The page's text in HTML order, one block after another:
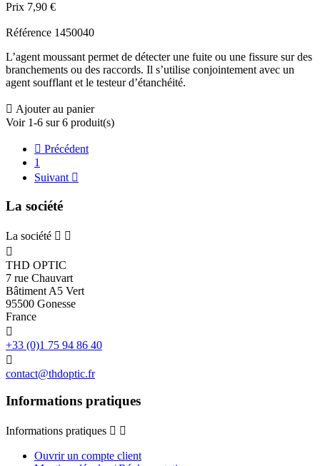
Prix 7,90 €
Référence 1450040
L’agent moussant permet de détecter une fuite ou une fissure sur des
branchements ou des raccords. Il s’utilise conjointement avec un
agent soufflant et le testeur d’étanchéité.
 Ajouter au panier
Voir 1-6 sur 6 produit(s)
 Précédent
1
Suivant 
La société
La société  

THD OPTIC
7 rue Chauvart
Bâtiment A5 Vert
95500 Gonesse
France

+33 (0)1 75 94 86 40

contact@thdoptic.fr
Informations pratiques
Informations pratiques  
Ouvrir un compte client